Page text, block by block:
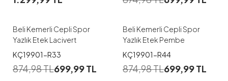
S-M L-XL
Beli Kemerli Cepli Spor
Yazlık Etek Lacivert
KÇ19901-R33
874,98TL699,99TL
S-M L-XL
Beli Kemerli Cepli Spor
Yazlık Etek Pembe
KÇ19901-R44
874,98TL699,99TL
S-M S-M L-XL